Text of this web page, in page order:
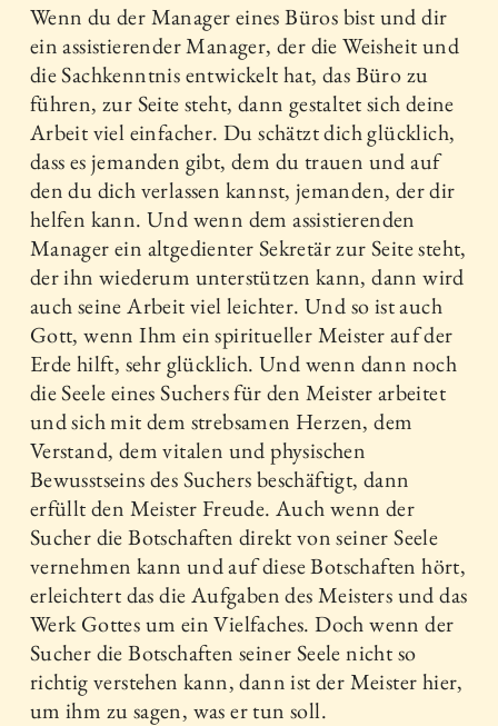
Wenn du der Manager eines Büros bist und dir
ein assistierender Manager, der die Weisheit und
die Sachkenntnis entwickelt hat, das Büro zu
führen, zur Seite steht, dann gestaltet sich deine
Arbeit viel einfacher. Du schätzt dich glücklich,
dass es jemanden gibt, dem du trauen und auf
den du dich verlassen kannst, jemanden, der dir
helfen kann. Und wenn dem assistierenden
Manager ein altgedienter Sekretär zur Seite steht,
der ihn wiederum unterstützen kann, dann wird
auch seine Arbeit viel leichter. Und so ist auch
Gott, wenn Ihm ein spiritueller Meister auf der
Erde hilft, sehr glücklich. Und wenn dann noch
die Seele eines Suchers für den Meister arbeitet
und sich mit dem strebsamen Herzen, dem
Verstand, dem vitalen und physischen
Bewusstseins des Suchers beschäftigt, dann
erfüllt den Meister Freude. Auch wenn der
Sucher die Botschaften direkt von seiner Seele
vernehmen kann und auf diese Botschaften hört,
erleichtert das die Aufgaben des Meisters und das
Werk Gottes um ein Vielfaches. Doch wenn der
Sucher die Botschaften seiner Seele nicht so
richtig verstehen kann, dann ist der Meister hier,
um ihm zu sagen, was er tun soll.